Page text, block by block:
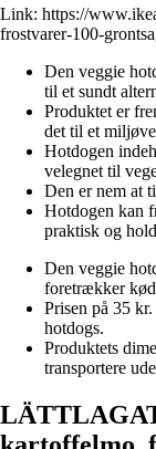
Link: https://
frostvarer-100-
Den veggie
til et sundt
Produktet er
det til et
Hotdogen
velegnet til
Den er nem at
Hotdogen kan
praktisk og
Den veggie
foretrækker
Prisen på 35
hotdogs.
Produktets
transportere